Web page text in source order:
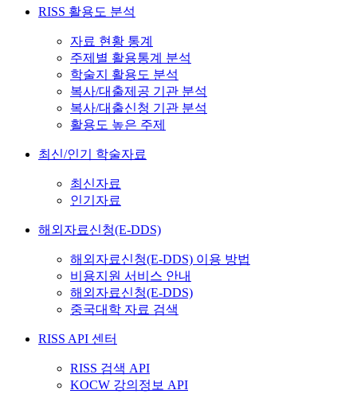
RISS 활용도 분석
자료 현황 통계
주제별 활용통계 분석
학술지 활용도 분석
복사/대출제공 기관 분석
복사/대출신청 기관 분석
활용도 높은 주제
최신/인기 학술자료
최신자료
인기자료
해외자료신청(E-DDS)
해외자료신청(E-DDS) 이용 방법
비용지원 서비스 안내
해외자료신청(E-DDS)
중국대학 자료 검색
RISS API 센터
RISS 검색 API
KOCW 강의정보 API